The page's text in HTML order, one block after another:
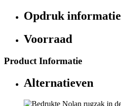
Opdruk informatie
Voorraad
Product Informatie
Alternatieven